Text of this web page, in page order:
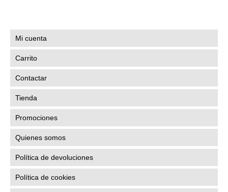
Mi cuenta
Carrito
Contactar
Tienda
Promociones
Quienes somos
Política de devoluciones
Política de cookies